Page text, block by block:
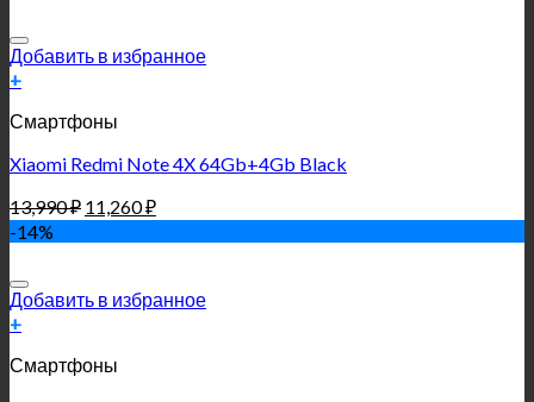
Добавить в избранное
+
Смартфоны
Xiaomi Redmi Note 4X 64Gb+4Gb Black
13,990₽ 11,260₽
-14%
Добавить в избранное
+
Смартфоны